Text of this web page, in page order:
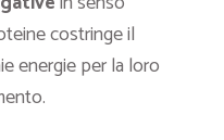
costringe il
energie per la loro